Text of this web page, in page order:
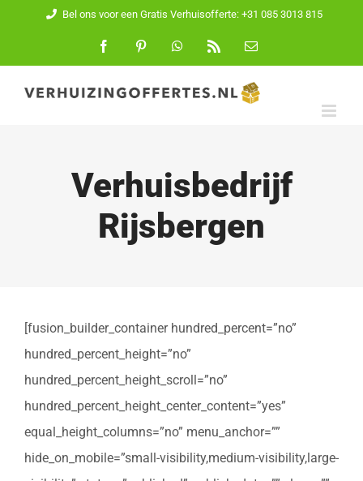
inhoud
Bel ons voor een Gratis Verhuisofferte: +31 085 3013 815
FacebookPinterest WhatsApp
E-
Verhuisbedrijf
Rijsbergen
[fusion_builder_container hundred_percent=”no”
hundred_percent_height=”no”
hundred_percent_height_scroll=”no”
hundred_percent_height_center_content=”yes”
equal_height_columns=”no” menu_anchor=””
hide_on_mobile=”small-visibility,medium-visibility,large-